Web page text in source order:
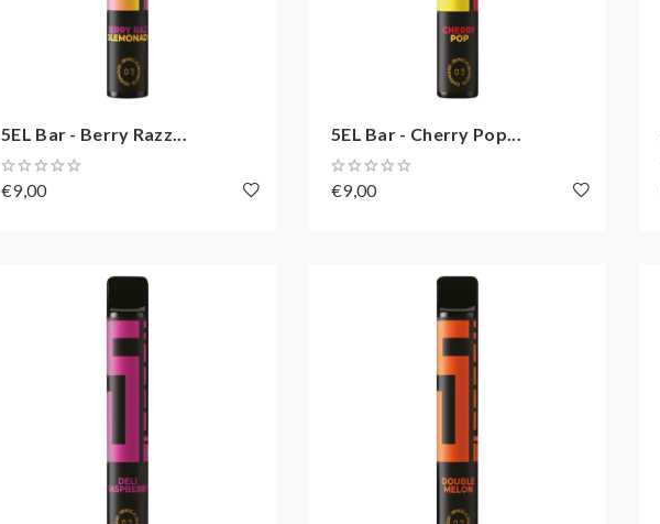
5EL Bar - Berry Razz...
€9,00
5EL Bar - Cherry Pop...
€9,00